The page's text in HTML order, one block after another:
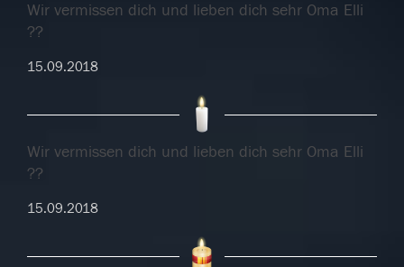
Wir vermissen dich und lieben dich sehr Oma Elli
??
15.09.2018
Wir vermissen dich und lieben dich sehr Oma Elli
??
15.09.2018